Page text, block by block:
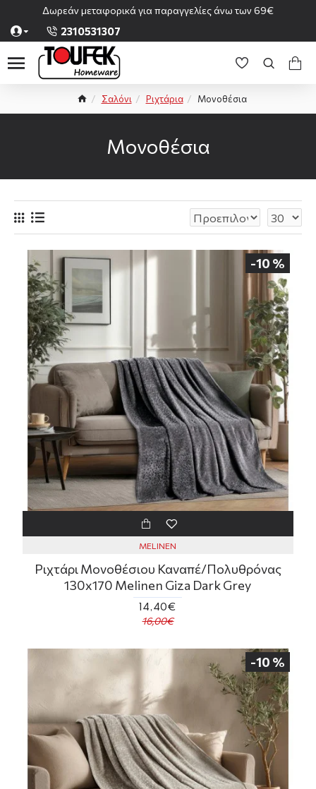
Δωρεάν μεταφορικά για παραγγελίες άνω των 69€
2310531307
Σαλόνι Ριχτάρια Μονοθέσια
Μονοθέσια
-10 %
MELINEN
Ριχτάρι Μονοθέσιου Καναπέ/Πολυθρόνας
130x170 Melinen Giza Dark Grey
14,40€
16,00€
-10 %